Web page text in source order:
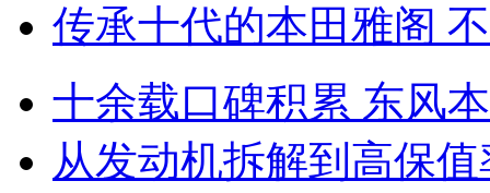
传承十代的本田雅阁
十余载口碑积累 东风
从发动机拆解到高保